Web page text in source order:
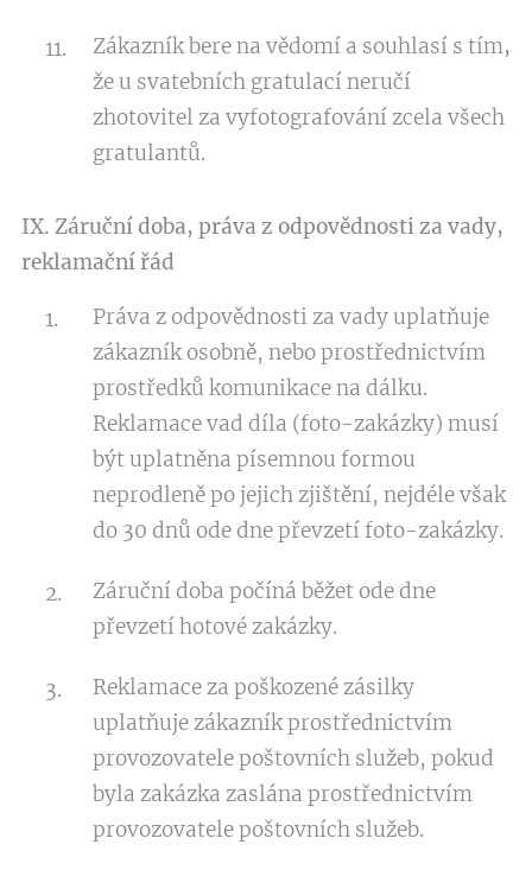
Zákazník bere na vědomí a souhlasí s tím,
že u svatebních gratulací neručí
zhotovitel za vyfotografování zcela všech
gratulantů.
IX. Záruční doba, práva z odpovědnosti za vady,
reklamační řád
Práva z odpovědnosti za vady uplatňuje
zákazník osobně, nebo prostřednictvím
prostředků komunikace na dálku.
Reklamace vad díla (foto-zakázky) musí
být uplatněna písemnou formou
neprodleně po jejich zjištění, nejdéle však
do 30 dnů ode dne převzetí foto-zakázky.
Záruční doba počíná běžet ode dne
převzetí hotové zakázky.
Reklamace za poškozené zásilky
uplatňuje zákazník prostřednictvím
provozovatele poštovních služeb, pokud
byla zakázka zaslána prostřednictvím
provozovatele poštovních služeb.